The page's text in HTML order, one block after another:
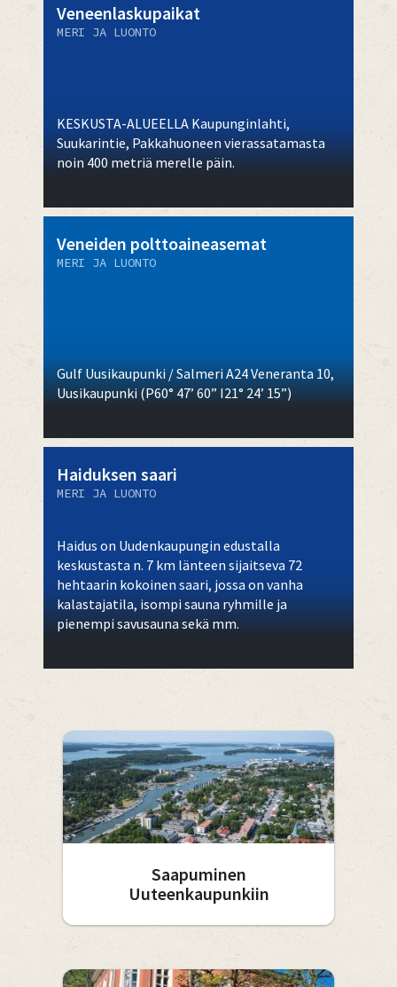
Veneenlaskupaikat
MERI JA LUONTO
KESKUSTA-ALUEELLA Kaupunginlahti,
Suukarintie, Pakkahuoneen vierassatamasta
noin 400 metriä merelle päin.
Veneiden polttoaineasemat
MERI JA LUONTO
Gulf Uusikaupunki / Salmeri A24 Veneranta 10,
Uusikaupunki (P60° 47’ 60” I21° 24’ 15”)
Haiduksen saari
MERI JA LUONTO
Haidus on Uudenkaupungin edustalla
keskustasta n. 7 km länteen sijaitseva 72
hehtaarin kokoinen saari, jossa on vanha
kalastajatila, isompi sauna ryhmille ja
pienempi savusauna sekä mm.
Saapuminen
Uuteenkaupunkiin